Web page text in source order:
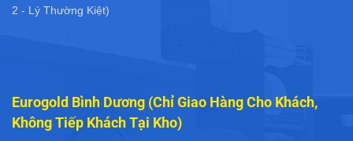
2 - Lý Thường Kiệt)
Eurogold Bình Dương (Chỉ Giao Hàng Cho Khách,
Không Tiếp Khách Tại Kho)